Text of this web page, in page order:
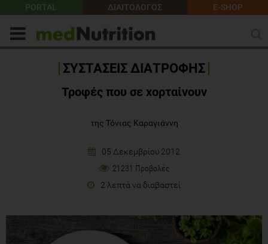
PORTAL ΔΙΑΙΤΟΛΟΓΟΣ E-SHOP
ΣΥΣΤΑΣΕΙΣ ΔΙΑΤΡΟΦΗΣ
Τροφές που σε χορταίνουν
της Τόνιας Καραγιάννη
05 Δεκεμβρίου 2012
21231 Προβολές
2 λεπτά να διαβαστεί